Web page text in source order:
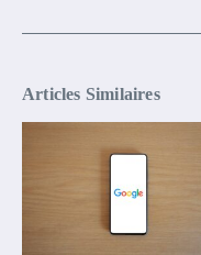
Articles Similaires